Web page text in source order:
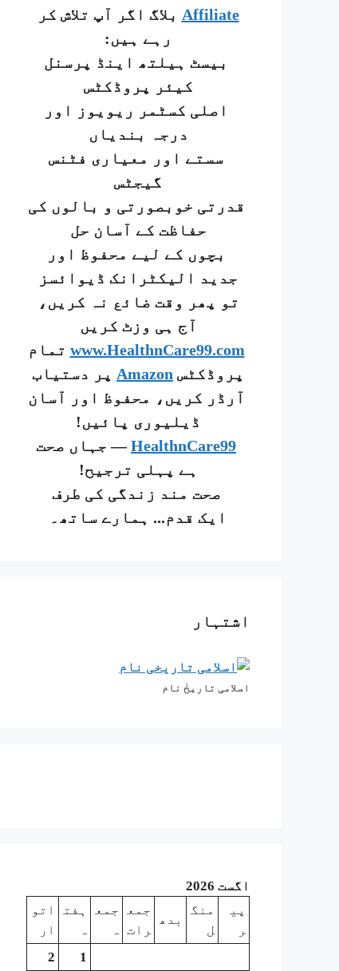
Affiliate بلاگ اگر آپ تلاش کر
رہے ہیں:
بیسٹ ہیلتھ اینڈ پرسنل
کیئر پروڈکٹس
اصلی کسٹمر ریویوز اور
درجہ بندیاں
سستے اور معیاری فٹنس
گیجٹس
قدرتی خوبصورتی و بالوں کی
حفاظت کے آسان حل
بچوں کے لیے محفوظ اور
جدید الیکٹرانک ڈیوائسز
تو پھر وقت ضائع نہ کریں،
آج ہی وزٹ کریں
www.HealthnCare99.com تمام
پروڈکٹس Amazon پر دستیاب
آرڈر کریں، محفوظ اور آسان
ڈیلیوری پائیں!
HealthnCare99— جہاں صحت
ہے پہلی ترجیح!
صحت مند زندگی کی طرف
ایک قدم... ہمارے ساتھ۔
اشتہار
اسلامی تاریخٰ نام
اگست 2026
پی
ر
منگ
ل
بدھ
جمع
رات
جمع
ہ
ہفت
ہ
اتو
ار
1
2